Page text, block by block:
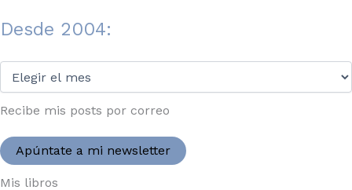
Desde 2004:
2004:
Recibe mis posts por correo
Apúntate a mi newsletter
Mis libros